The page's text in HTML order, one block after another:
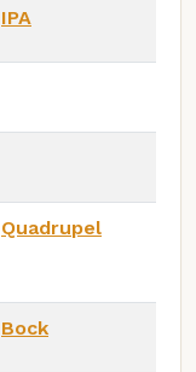
IPA
Quadrupel
Bock